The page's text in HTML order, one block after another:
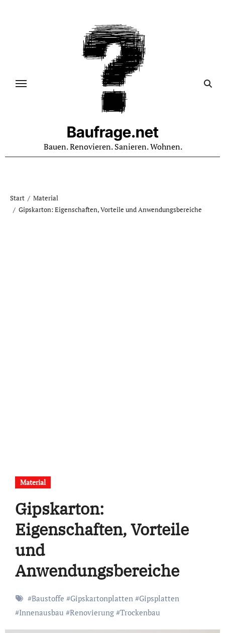
Baufrage.net
Bauen. Renovieren. Sanieren. Wohnen.
Start
Material
Gipskarton: Eigenschaften, Vorteile und Anwendungsbereiche
Material
Gipskarton:
Eigenschaften, Vorteile
und
Anwendungsbereiche
#Baustoffe #Gipskartonplatten#Gipsplatten
#Innenausbau #Renovierung#Trockenbau